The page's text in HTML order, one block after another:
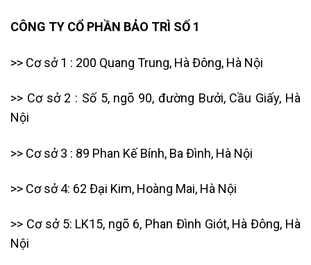
CÔNG TY CỔ PHẦN BẢO TRÌ SỐ 1
>> Cơ sở 1 : 200 Quang Trung, Hà Đông, Hà Nội
>> Cơ sở 2 : Số 5, ngõ 90, đường Bưởi, Cầu Giấy, Hà
Nội
>> Cơ sở 3 : 89 Phan Kế Bính, Ba Đình, Hà Nội
>> Cơ sở 4: 62 Đại Kim, Hoàng Mai, Hà Nội
>> Cơ sở 5: LK15, ngõ 6, Phan Đình Giót, Hà Đông, Hà
Nội